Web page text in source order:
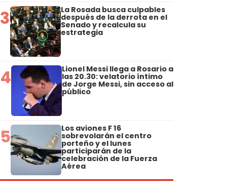
3 La Rosada busca culpables
después de la derrota en el
Senado y recalcula su
estrategia
4 Lionel Messi llega a Rosario a
las 20.30: velatorio íntimo
de Jorge Messi, sin acceso al
público
5 Los aviones F 16
sobrevolarán el centro
porteño y el lunes
participarán de la
celebración de la Fuerza
Aérea